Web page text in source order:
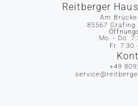
Reitberger
Am
85567 Grafing
Mo. - Do.
Fr. 7:30
+49